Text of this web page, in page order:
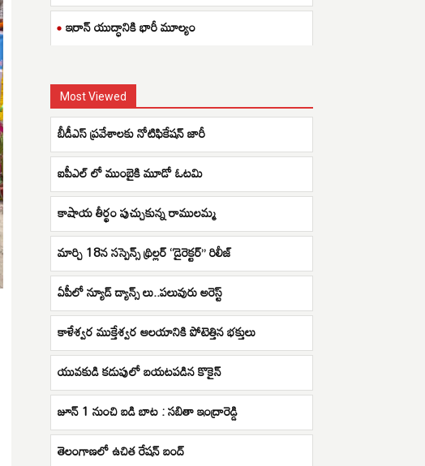
ఇరాన్ యుద్ధానికి భారీ మూల్యం
Most Viewed
బీడీఎస్ ప్ర‌వేశాల‌కు నోటిఫికేష‌న్ జారీ
ఐపీఎల్ లో ముంబైకి మూడో ఓటమి
కాషాయ తీర్థం పుచ్చుకున్న రాములమ్మ
మార్చి 18న సస్పెన్స్ థ్రిల్లర్ “డైరెక్టర్” రిలీజ్
ఏపీలో న్యూడ్ డ్యాన్స్ లు..పలువురు అరెస్ట్
కాళేశ్వర ముక్తేశ్వర ఆలయానికి పోటెత్తిన భక్తులు
యువకుడి కడుపులో బయటపడిన కొకైన్
జూన్ 1 నుంచి బడి బాట : సబితా ఇంద్రారెడ్డి
తెలంగాణలో ఉచిత రేషన్ బంద్